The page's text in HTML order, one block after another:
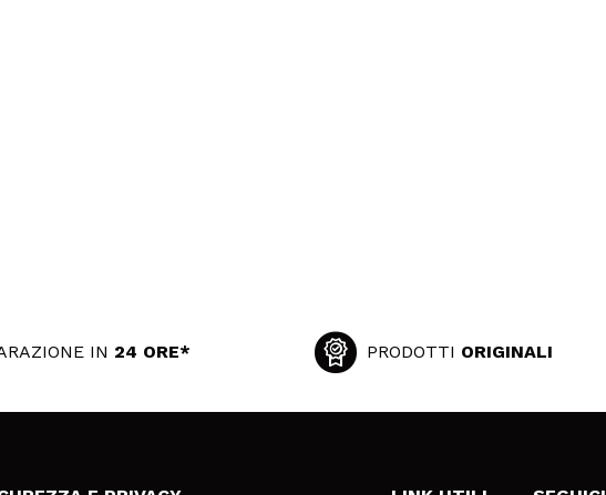
IN 24 ORE* PRODOTTI ORIGINALI